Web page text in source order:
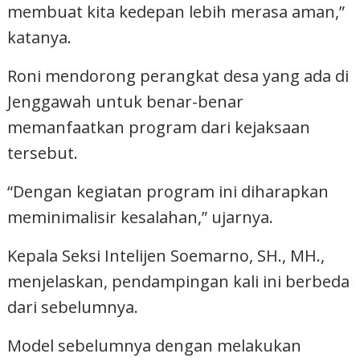
membuat kita kedepan lebih merasa aman,”
katanya.
Roni mendorong perangkat desa yang ada di
Jenggawah untuk benar-benar
memanfaatkan program dari kejaksaan
tersebut.
“Dengan kegiatan program ini diharapkan
meminimalisir kesalahan,” ujarnya.
Kepala Seksi Intelijen Soemarno, SH., MH.,
menjelaskan, pendampingan kali ini berbeda
dari sebelumnya.
Model sebelumnya dengan melakukan